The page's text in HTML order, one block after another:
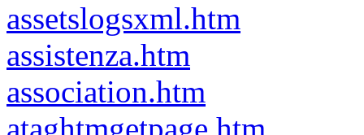
assetslogsxml.htm
assistenza.htm
association.htm
ataghtmgetpage.htm